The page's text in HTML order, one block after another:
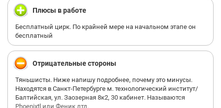
Плюсы в работе
Бесплатный цирк. По крайней мере на начальном этапе он
бесплатный
Отрицательные стороны
Тяньшисты. Ниже напишу подробнее, почему это минусы.
Находятся в Санкт-Петербурге м. технологический институт/
Балтийская, ул. Заозерная 8к2, 30 кабинет. Называются
Phoenixtl или Феник лтд.